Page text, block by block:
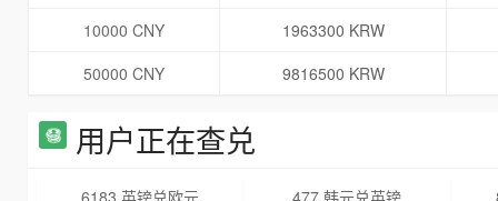
10000 CNY
1963300 KRW
50000 CNY
9816500 KRW
用户正在查兑